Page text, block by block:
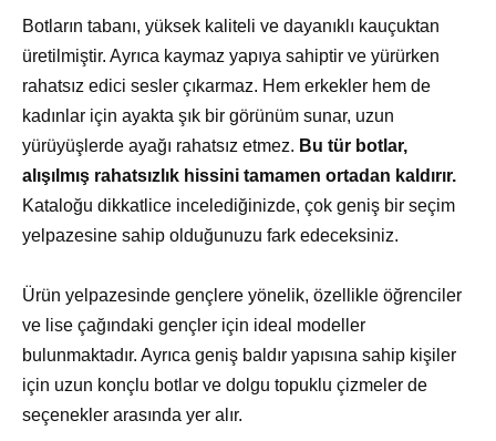
Botların tabanı, yüksek kaliteli ve dayanıklı kauçuktan
üretilmiştir. Ayrıca kaymaz yapıya sahiptir ve yürürken
rahatsız edici sesler çıkarmaz. Hem erkekler hem de
kadınlar için ayakta şık bir görünüm sunar, uzun
yürüyüşlerde ayağı rahatsız etmez. Bu tür botlar,
alışılmış rahatsızlık hissini tamamen ortadan kaldırır.
Kataloğu dikkatlice incelediğinizde, çok geniş bir seçim
yelpazesine sahip olduğunuzu fark edeceksiniz.
Ürün yelpazesinde gençlere yönelik, özellikle öğrenciler
ve lise çağındaki gençler için ideal modeller
bulunmaktadır. Ayrıca geniş baldır yapısına sahip kişiler
için uzun konçlu botlar ve dolgu topuklu çizmeler de
seçenekler arasında yer alır.